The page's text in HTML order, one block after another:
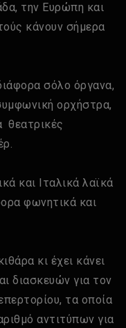
την Ευρώπη και
κάνουν σήμερα
σόλο όργανα,
ορχήστρα,
θεατρικές
και Ιταλικά λαϊκά
φωνητικά και
κι έχει κάνει
διασκευών για τον
τα οποία
αντιτύπων για